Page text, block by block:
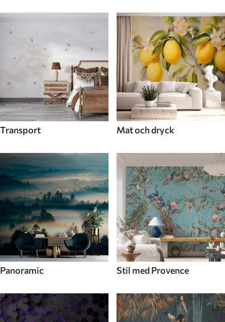
Transport Mat och dryck
Panoramic Stil med Provence